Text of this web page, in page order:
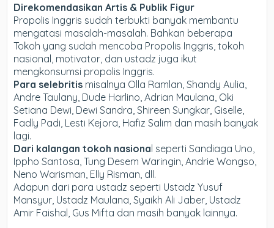
Direkomendasikan Artis & Publik Figur
Propolis Inggris sudah terbukti banyak membantu
mengatasi masalah-masalah. Bahkan beberapa
Tokoh yang sudah mencoba Propolis Inggris, tokoh
nasional, motivator, dan ustadz juga ikut
mengkonsumsi propolis Inggris.
Para selebritis misalnya Olla Ramlan, Shandy Aulia,
Andre Taulany, Dude Harlino, Adrian Maulana, Oki
Setiana Dewi, Dewi Sandra, Shireen Sungkar, Giselle,
Fadly Padi, Lesti Kejora, Hafiz Salim dan masih banyak
lagi.
Dari kalangan tokoh nasional seperti Sandiaga Uno,
Ippho Santosa, Tung Desem Waringin, Andrie Wongso,
Neno Warisman, Elly Risman, dll.
Adapun dari para ustadz seperti Ustadz Yusuf
Mansyur, Ustadz Maulana, Syaikh Ali Jaber, Ustadz
Amir Faishal, Gus Mifta dan masih banyak lainnya.